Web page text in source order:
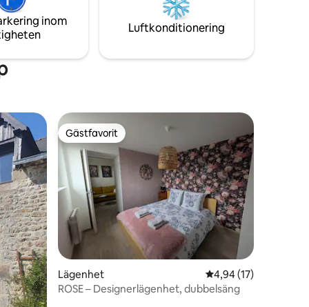
frukost med våra hemmagjorda
produkter.
inom
Luftkonditionering
Gästfavorit
Gästfavorit
Lägenhet 4,94 av 5 i
4,94 (17)
ROSE – Designerlägenhet, dubbelsäng